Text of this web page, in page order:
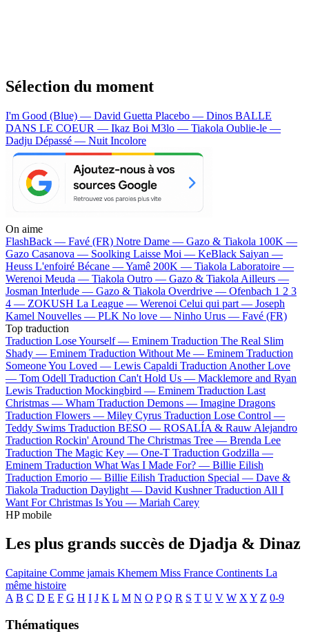
Sélection du moment
I'm Good (Blue) — David Guetta Placebo — Dinos BALLE
DANS LE COEUR — Ikaz Boi M3lo — Tiakola Oublie-le —
Dadju Dépassé — Nuit Incolore
On aime
FlashBack — Favé (FR) Notre Dame — Gazo & Tiakola 100K —
Gazo Casanova — Soolking Laisse Moi — KeBlack Saiyan —
Heuss L'enfoiré Bécane —Yamê 200K — Tiakola Laboratoire —
Werenoi Meuda — Tiakola Outro — Gazo & Tiakola Ailleurs —
Josman Interlude — Gazo & Tiakola Overdrive — Ofenbach 1 2 3
4 — ZOKUSH La League — Werenoi Celui qui part — Joseph
Kamel Nouvelles — PLK No love — Ninho Urus — Favé (FR)
Top traduction
Traduction Lose Yourself — Eminem Traduction The Real Slim
Shady — Eminem Traduction Without Me — Eminem Traduction
Someone You Loved — Lewis Capaldi Traduction Another Love
— Tom Odell Traduction Can't Hold Us — Macklemore and Ryan
Lewis Traduction Mockingbird — Eminem Traduction Last
Christmas — Wham Traduction Demons — Imagine Dragons
Traduction Flowers — Miley Cyrus Traduction Lose Control —
Teddy Swims Traduction BESO — ROSALÍA & Rauw Alejandro
Traduction Rockin' Around The Christmas Tree — Brenda Lee
Traduction The Magic Key — One-T Traduction Godzilla —
Eminem Traduction What Was I Made For? — Billie Eilish
Traduction Emorio — Billie Eilish Traduction Special — Dave &
Tiakola Traduction Daylight — David Kushner Traduction All I
Want For Christmas Is You — Mariah Carey
HP mobile
Les plus grands succès de Djadja & Dinaz
Capitaine Comme jamais Khemem Miss France Continents La
même histoire
A B C D E F G H I J K L M N O P Q R S T U V W X Y Z 0-9
Thématiques